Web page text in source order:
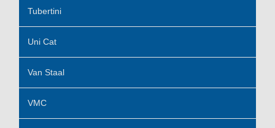
Tubertini
Uni Cat
Van Staal
VMC